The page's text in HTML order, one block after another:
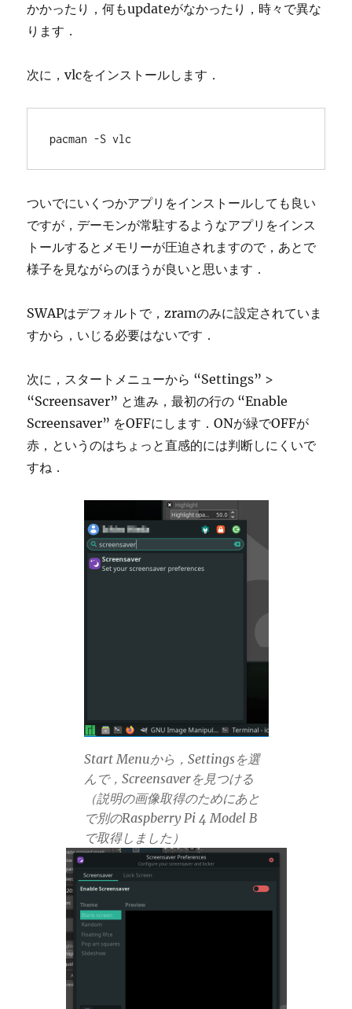
かかったり，何もupdateがなかったり，時々で異な
ります．
次に，vlcをインストールします．
pacman -S vlc
ついでにいくつかアプリをインストールしても良い
ですが，デーモンが常駐するようなアプリをインス
トールするとメモリーが圧迫されますので，あとで
様子を見ながらのほうが良いと思います．
SWAPはデフォルトで，zramのみに設定されていま
すから，いじる必要はないです．
次に，スタートメニューから “Settings” >
“Screensaver” と進み，最初の行の “Enable
Screensaver” をOFFにします．ONが緑でOFFが
赤，というのはちょっと直感的には判断しにくいで
すね．
Start Menuから，Settingsを選
んで，Screensaverを見つける
（説明の画像取得のためにあと
で別のRaspberry Pi 4 Model B
で取得しました）